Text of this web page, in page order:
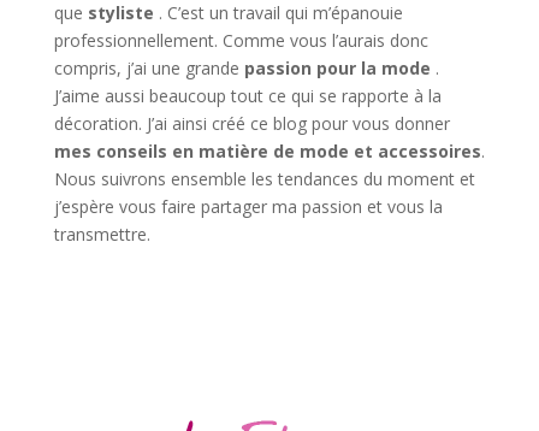
que styliste . C’est un travail qui m’épanouie
professionnellement. Comme vous l’aurais donc
compris, j’ai une grande passion pour la mode .
J’aime aussi beaucoup tout ce qui se rapporte à la
décoration. J’ai ainsi créé ce blog pour vous donner
mes conseils en matière de mode et accessoires.
Nous suivrons ensemble les tendances du moment et
j’espère vous faire partager ma passion et vous la
transmettre.